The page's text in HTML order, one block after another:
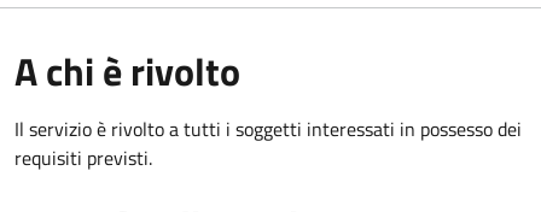
A chi è rivolto
Il servizio è rivolto a tutti i soggetti interessati in possesso dei
requisiti previsti.